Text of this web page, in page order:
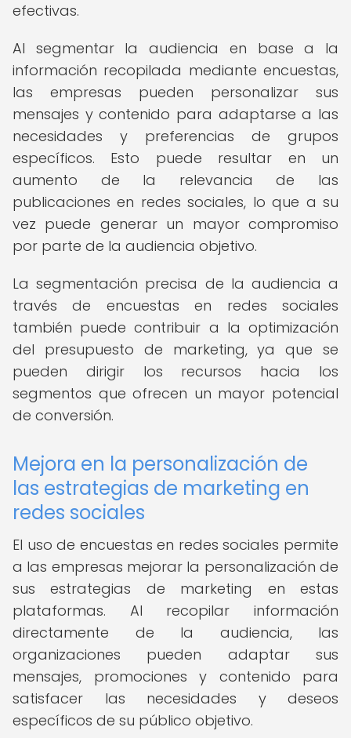
efectivas.
Al segmentar la audiencia en base a la
información recopilada mediante encuestas,
las empresas pueden personalizar sus
mensajes y contenido para adaptarse a las
necesidades y preferencias de grupos
específicos. Esto puede resultar en un
aumento de la relevancia de las
publicaciones en redes sociales, lo que a su
vez puede generar un mayor compromiso
por parte de la audiencia objetivo.
La segmentación precisa de la audiencia a
través de encuestas en redes sociales
también puede contribuir a la optimización
del presupuesto de marketing, ya que se
pueden dirigir los recursos hacia los
segmentos que ofrecen un mayor potencial
de conversión.
Mejora en la personalización de
las estrategias de marketing en
redes sociales
El uso de encuestas en redes sociales permite
a las empresas mejorar la personalización de
sus estrategias de marketing en estas
plataformas. Al recopilar información
directamente de la audiencia, las
organizaciones pueden adaptar sus
mensajes, promociones y contenido para
satisfacer las necesidades y deseos
específicos de su público objetivo.